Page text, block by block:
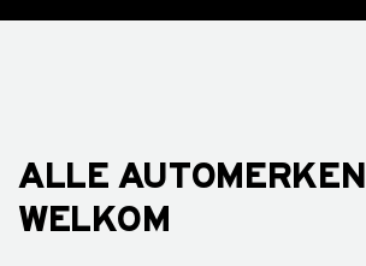
ALLE AUTOMERKEN
WELKOM